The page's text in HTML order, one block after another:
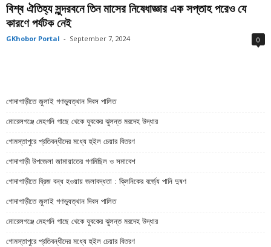
বিশ্ব ঐতিহ্য সুন্দরবনে তিন মাসের নিষেধাজ্ঞার এক সপ্তাহ পরেও যে
কারণে পর্যটক নেই
GKhobor Portal - September 7, 2024 0
গোদাগাড়ীতে জুলাই গণভ্যুত্থান দিবস পালিত
মোরেলগঞ্জে মেহগনি গাছে থেকে যুবকের ঝুলন্ত মরদেহ উদ্ধার
গোমস্তাপুরে প্রতিবন্ধীদের মধ্যে হুইল চেয়ার বিতরণ
গোদাগাড়ী উপজেলা জামায়াতের গণমিছিল ও সমাবেশ
গোদাগাড়ীতে ব্রিজ বন্ধ হওয়ায় জলাবদ্ধতা : ক্লিনিকের বর্জ্যে পানি দুষণ
গোদাগাড়ীতে জুলাই গণভ্যুত্থান দিবস পালিত
মোরেলগঞ্জে মেহগনি গাছে থেকে যুবকের ঝুলন্ত মরদেহ উদ্ধার
গোমস্তাপুরে প্রতিবন্ধীদের মধ্যে হুইল চেয়ার বিতরণ